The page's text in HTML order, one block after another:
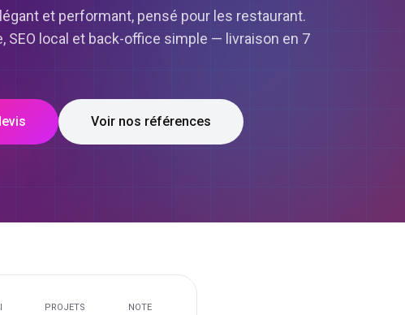
et performant, pensé pour les restaurant.
SEO local et back-office simple — livraison en 7
Voir nos références
PROJETS NOTE